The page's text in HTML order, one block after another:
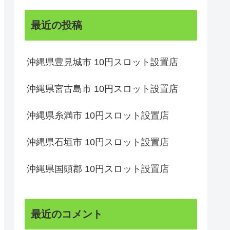
最近の投稿
沖縄県豊見城市 10円スロット設置店
沖縄県宮古島市 10円スロット設置店
沖縄県糸満市 10円スロット設置店
沖縄県石垣市 10円スロット設置店
沖縄県国頭郡 10円スロット設置店
最近のコメント